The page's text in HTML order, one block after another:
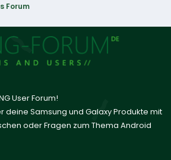
Forum
User Forum!
deine Samsung und Galaxy Produkte mit
oder Fragen zum Thema Android